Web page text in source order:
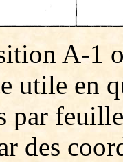
A-1
utile en
par
des